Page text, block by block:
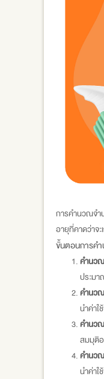
การคำนวณจำ
อายุที่คาดว่าจ
ขั้นตอนการค
คำนว
ประมา
คำนว
นำค่า
คำนว
สมมุติอ
คำนว
นำค่า